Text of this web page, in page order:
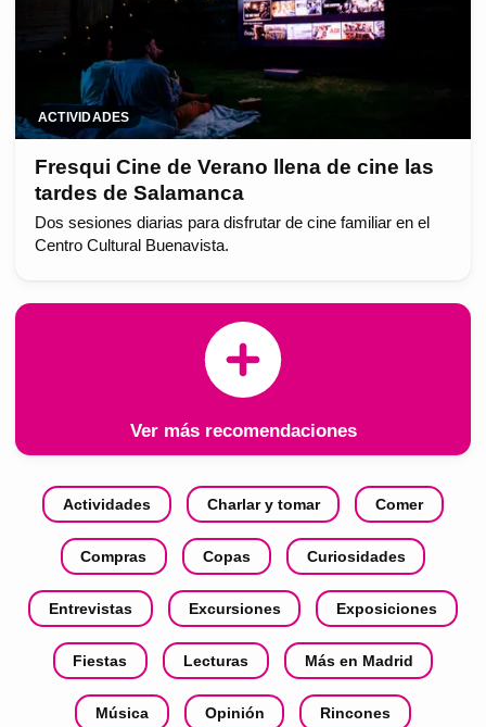
ACTIVIDADES
Fresqui Cine de Verano llena de cine las
tardes de Salamanca
Dos sesiones diarias para disfrutar de cine familiar en el
Centro Cultural Buenavista.
Ver más recomendaciones
Actividades Charlar y tomar Comer
Compras Copas Curiosidades
Entrevistas Excursiones Exposiciones
Fiestas Lecturas Más en Madrid
Música Opinión Rincones